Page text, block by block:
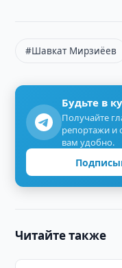
#Шавкат Мирзиёев
Будьте в
Получайте
репортажи и
вам удобно.
Читайте также